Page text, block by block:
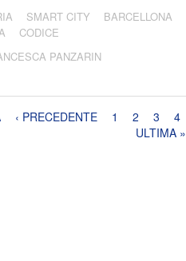
SMART CITY BARCELLONA
CODICE
PANZARIN
‹ PRECEDENTE 1 2 3 4
ULTIMA »